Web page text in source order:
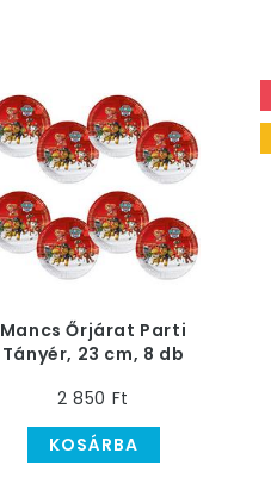
Mancs Őrjárat Parti
Tányér, 23 cm, 8 db
2 850 Ft
KOSÁRBA